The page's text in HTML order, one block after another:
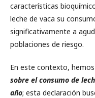
características
leche de vaca su
significativamente a
poblaciones de riesgo.
En este contexto,
sobre el consumo de
año; esta declaración